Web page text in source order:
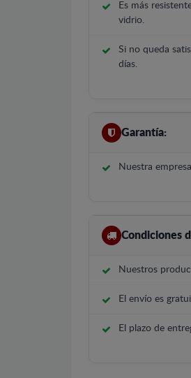
Es más
vidrio.
Si no queda
días.
Garantía:
Nuestra
Condiciones
Nuestros
El envío es
El plazo de